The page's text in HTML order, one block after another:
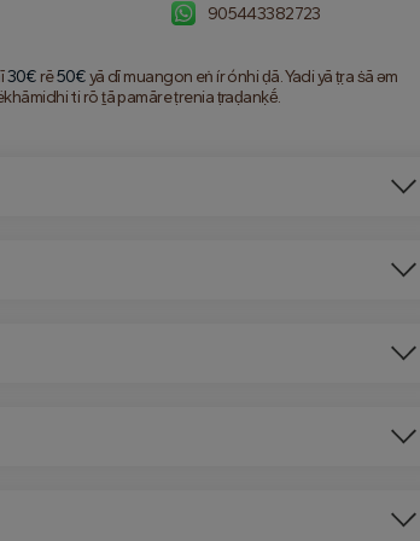
905443382723
30€ rē 50€ yā dī muangon eṅ ír ónhi ḍā. Yadi yā ṭṛa ṡā əm
ti rō ṯā pamāre ṭrenia ṭraḍanḳḗ.